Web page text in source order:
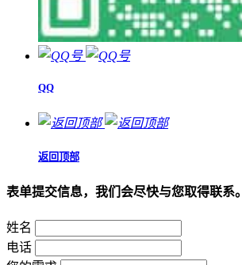
QQ
返回顶部
表单提交信息，我们会尽快与您取得联系。
姓名
电话